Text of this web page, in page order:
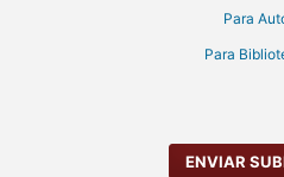
Para
Para
ENVIAR